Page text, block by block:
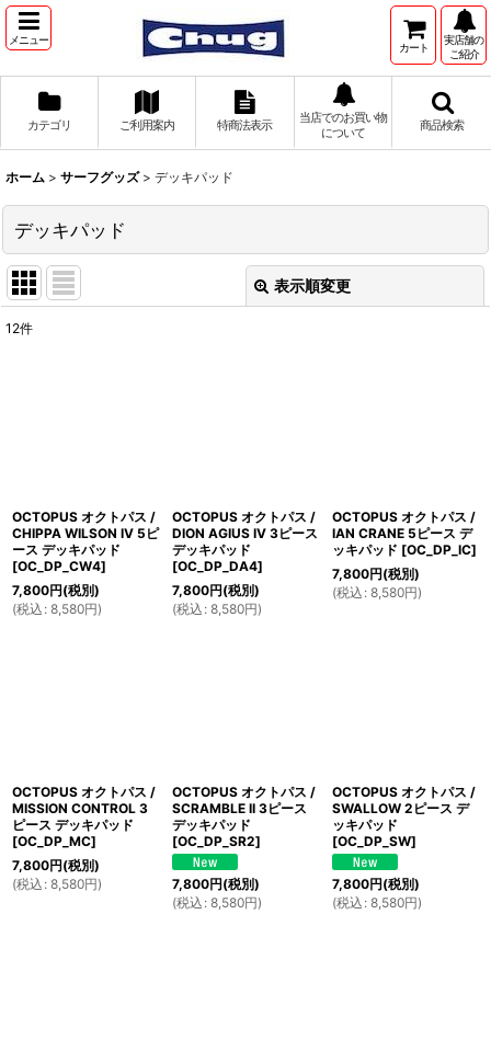
メニュー
カート
実店舗の
ご紹介
カテゴリ ご利用案内 特商法表示
当店でのお買い物
について
商品検索
ホーム > サーフグッズ > デッキパッド
デッキパッド
表示順変更
12件
OCTOPUS オクトパス /
CHIPPA WILSON IV 5ピ
ース デッキパッド
[OC_DP_CW4]
7,800円(税別)
(税込 : 8,580円)
OCTOPUS オクトパス /
DION AGIUS IV 3ピース
デッキパッド
[OC_DP_DA4]
7,800円(税別)
(税込 : 8,580円)
OCTOPUS オクトパス /
IAN CRANE 5ピース デ
ッキパッド [OC_DP_IC]
7,800円(税別)
(税込 : 8,580円)
OCTOPUS オクトパス /
MISSION CONTROL 3
ピース デッキパッド
[OC_DP_MC]
7,800円(税別)
(税込 : 8,580円)
OCTOPUS オクトパス /
SCRAMBLE II 3ピース
デッキパッド
[OC_DP_SR2]
7,800円(税別)
(税込 : 8,580円)
OCTOPUS オクトパス /
SWALLOW 2ピース デ
ッキパッド
[OC_DP_SW]
7,800円(税別)
(税込 : 8,580円)